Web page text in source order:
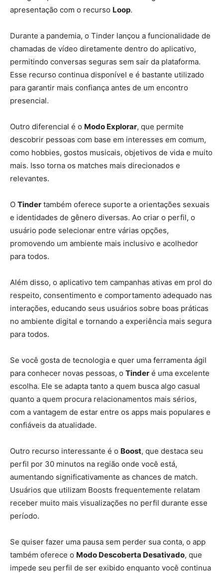
apresentação com o recurso Loop.
Durante a pandemia, o Tinder lançou a funcionalidade de
chamadas de vídeo diretamente dentro do aplicativo,
permitindo conversas seguras sem sair da plataforma.
Esse recurso continua disponível e é bastante utilizado
para garantir mais confiança antes de um encontro
presencial.
Outro diferencial é o Modo Explorar, que permite
descobrir pessoas com base em interesses em comum,
como hobbies, gostos musicais, objetivos de vida e muito
mais. Isso torna os matches mais direcionados e
relevantes.
O Tinder também oferece suporte a orientações sexuais
e identidades de gênero diversas. Ao criar o perfil, o
usuário pode selecionar entre várias opções,
promovendo um ambiente mais inclusivo e acolhedor
para todos.
Além disso, o aplicativo tem campanhas ativas em prol do
respeito, consentimento e comportamento adequado nas
interações, educando seus usuários sobre boas práticas
no ambiente digital e tornando a experiência mais segura
para todos.
Se você gosta de tecnologia e quer uma ferramenta ágil
para conhecer novas pessoas, o Tinder é uma excelente
escolha. Ele se adapta tanto a quem busca algo casual
quanto a quem procura relacionamentos mais sérios,
com a vantagem de estar entre os apps mais populares e
confiáveis da atualidade.
Outro recurso interessante é o Boost, que destaca seu
perfil por 30 minutos na região onde você está,
aumentando significativamente as chances de match.
Usuários que utilizam Boosts frequentemente relatam
receber muito mais visualizações no perfil durante esse
período.
Se quiser fazer uma pausa sem perder sua conta, o app
também oferece o Modo Descoberta Desativado, que
impede seu perfil de ser exibido enquanto você continua